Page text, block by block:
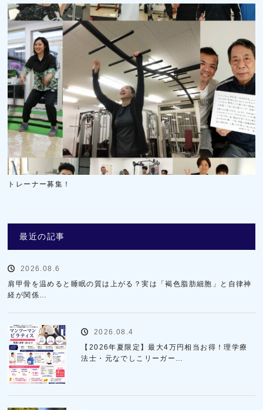
トレーナー募集！
最近の記事
2026.08.6
肩甲骨を温めると睡眠の質は上がる？実は「褐色脂肪細胞」と自律神
経が関係…
2026.08.4
【2026年夏限定】最大4万円相当お得！理学療
法士・元なでしこリーガー…